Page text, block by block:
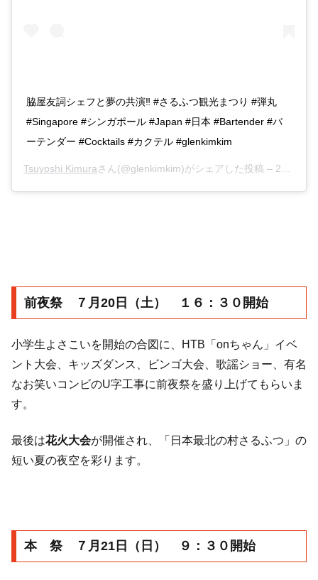
脇屋友詞シェフと夢の共演‼︎ #さるふつ観光まつり #弾丸
#Singapore #シンガポール #Japan #日本 #Bartender #バ
ーテンダー #Cocktails #カクテル #glenkimkim
Tsuyoshi Kimuraさん(@glenkimkim)がシェアした投稿 – 2016年 7月月16日午後5時35分PDT
前夜祭 ７月20日（土） １６：３０開始
小学生よさこいを開始の合図に、HTB「onちゃん」イベ
ント大会、キッズダンス、ビンゴ大会、歌謡ショー、有名
なお笑いコンビのU字工事に前夜祭を盛り上げてもらいま
す。
最後は花火大会が開催され、「日本最北の村さるふつ」の
短い夏の夜空を彩ります。
本 祭 ７月21日（日） ９：３０開始